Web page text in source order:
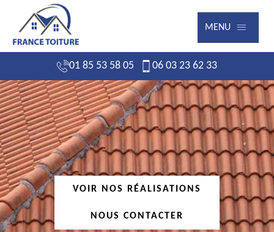
MENU
01 85 53 58 05 06 03 23 62 33
VOIR NOS RÉALISATIONS
NOUS CONTACTER